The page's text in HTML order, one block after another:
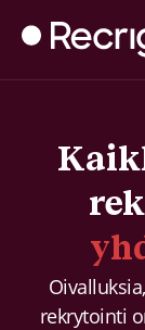
rekrytointi